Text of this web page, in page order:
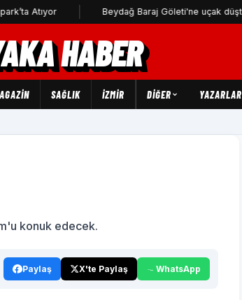
Beydağ Baraj Göleti'ne uçak düştü
HABER
SAĞLIK İZMİR DIĞER YAZARLAR
konuk edecek.
Paylaş X'te Paylaş WhatsApp